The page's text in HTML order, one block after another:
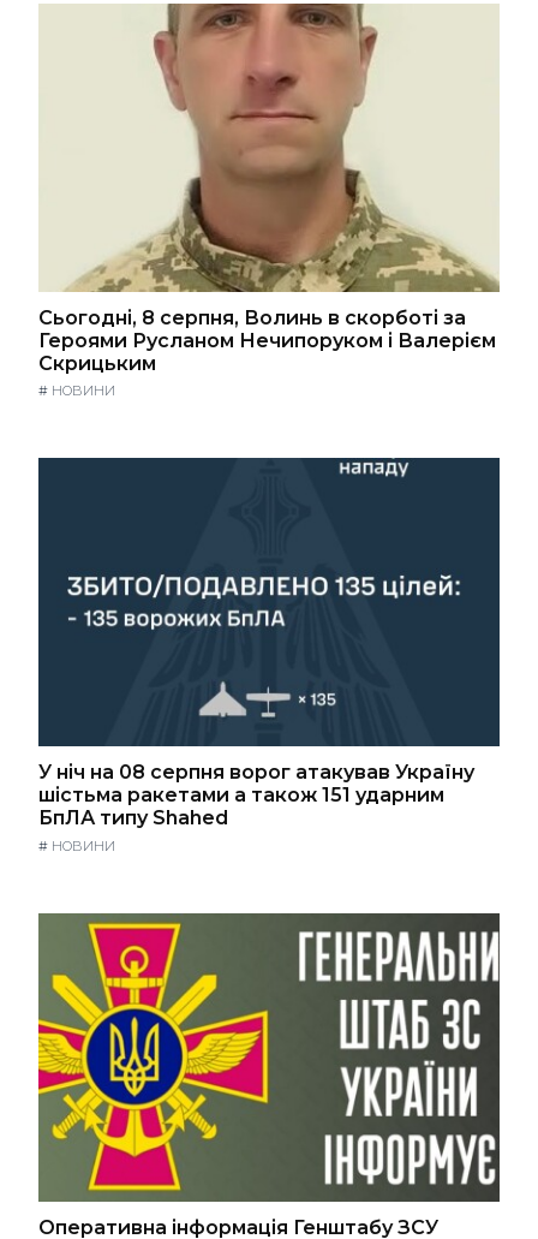
Сьогодні, 8 серпня, Волинь в скорботі за
Героями Русланом Нечипоруком і Валерієм
Скрицьким
# НОВИНИ
У ніч на 08 серпня ворог атакував Україну
шістьма ракетами а також 151 ударним
БпЛА типу Shahed
# НОВИНИ
Оперативна інформація Генштабу ЗСУ